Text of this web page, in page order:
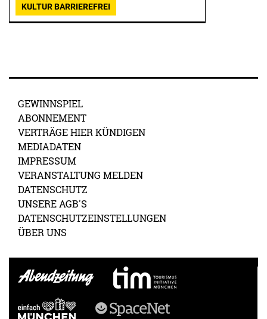
KULTUR BARRIEREFREI
GEWINNSPIEL
ABONNEMENT
VERTRÄGE HIER KÜNDIGEN
MEDIADATEN
IMPRESSUM
VERANSTALTUNG MELDEN
DATENSCHUTZ
UNSERE AGB'S
DATENSCHUTZEINSTELLUNGEN
ÜBER UNS